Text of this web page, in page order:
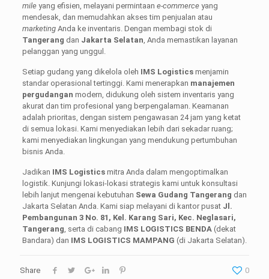
mileyang efisien, melayani permintaan e-commerceyang
mendesak, dan memudahkan akses tim penjualan atau
marketingAnda ke inventaris. Dengan membagi stok di
Tangerang dan Jakarta Selatan, Anda memastikan layanan
pelanggan yang unggul.
Setiap gudang yang dikelola oleh IMS Logisticsmenjamin
standar operasional tertinggi. Kami menerapkan manajemen
pergudangan modern, didukung oleh sistem inventaris yang
akurat dan tim profesional yang berpengalaman. Keamanan
adalah prioritas, dengan sistem pengawasan 24 jam yang ketat
di semua lokasi. Kami menyediakan lebih dari sekadar ruang;
kami menyediakan lingkungan yang mendukung pertumbuhan
bisnis Anda.
Jadikan IMS Logisticsmitra Anda dalam mengoptimalkan
logistik. Kunjungi lokasi-lokasi strategis kami untuk konsultasi
lebih lanjut mengenai kebutuhan Sewa Gudang Tangerang dan
Jakarta Selatan Anda. Kami siap melayani di kantor pusat Jl.
Pembangunan 3 No. 81, Kel. Karang Sari, Kec. Neglasari,
Tangerang, serta di cabang IMS LOGISTICS BENDA(dekat
Bandara) dan IMS LOGISTICS MAMPANG (di Jakarta Selatan).
Share 0